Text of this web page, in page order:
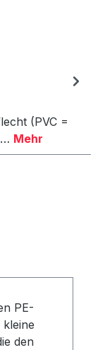
(PVC =
Mehr